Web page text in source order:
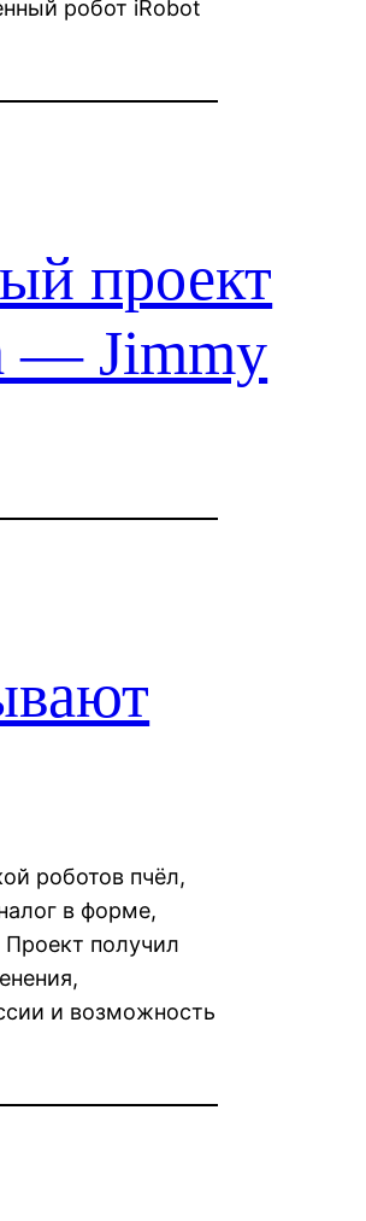
робот iRobot
проект
— Jimmy
роботов пчёл,
в форме,
получил
и возможность